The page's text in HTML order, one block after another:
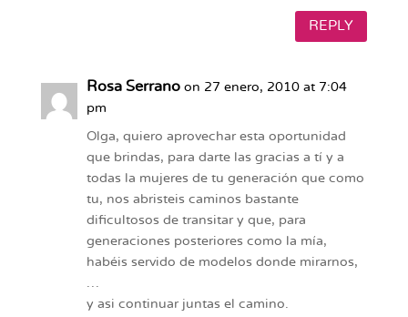
REPLY
Rosa Serrano on 27 enero, 2010 at 7:04
pm
Olga, quiero aprovechar esta oportunidad
que brindas, para darte las gracias a tí y a
todas la mujeres de tu generación que como
tu, nos abristeis caminos bastante
dificultosos de transitar y que, para
generaciones posteriores como la mía,
habéis servido de modelos donde mirarnos,
y asi continuar juntas el camino.